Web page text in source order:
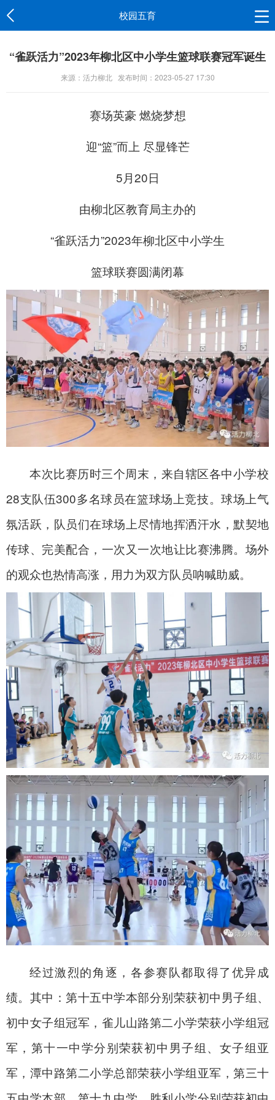
校园五育
“雀跃活力”2023年柳北区中小学生篮球联赛冠军诞生
来源：活力柳北 发布时间：2023-05-27 17:30
赛场英豪 燃烧梦想
迎“篮”而上 尽显锋芒
5月20日
由柳北区教育局主办的
“雀跃活力”2023年柳北区中小学生
篮球联赛圆满闭幕
本次比赛历时三个周末，来自辖区各中小学校
28支队伍300多名球员在篮球场上竞技。球场上气
氛活跃，队员们在球场上尽情地挥洒汗水，默契地
传球、完美配合，一次又一次地让比赛沸腾。场外
的观众也热情高涨，用力为双方队员呐喊助威。
经过激烈的角逐，各参赛队都取得了优异成
绩。其中：第十五中学本部分别荣获初中男子组、
初中女子组冠军，雀儿山路第二小学荣获小学组冠
军，第十一中学分别荣获初中男子组、女子组亚
军，潭中路第二小学总部荣获小学组亚军，第三十